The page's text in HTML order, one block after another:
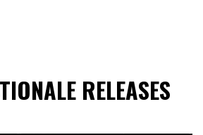
RELEASES